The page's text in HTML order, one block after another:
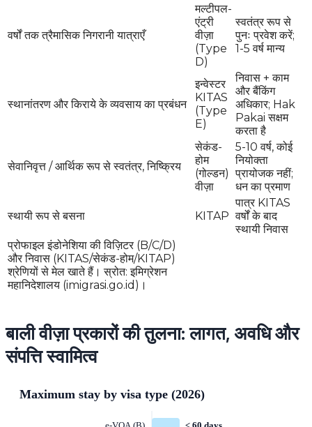
वर्षों तक त्रैमासिक निगरानी यात्राएँ
मल्टीपल-
एंट्री
वीज़ा
(Type
D)
स्वतंत्र रूप से
पुनः प्रवेश करें;
1-5 वर्ष मान्य
स्थानांतरण और किराये के व्यवसाय का प्रबंधन
इन्वेस्टर
KITAS
(Type
E)
निवास + काम
और बैंकिंग
अधिकार; Hak
Pakai सक्षम
करता है
सेवानिवृत्त / आर्थिक रूप से स्वतंत्र, निष्क्रिय
सेकंड-
होम
(गोल्डन)
वीज़ा
5-10 वर्ष, कोई
नियोक्ता
प्रायोजक नहीं;
धन का प्रमाण
स्थायी रूप से बसना KITAP
पात्र KITAS
वर्षों के बाद
स्थायी निवास
प्रोफाइल इंडोनेशिया की विज़िटर (B/C/D)
और निवास (KITAS/सेकंड-होम/KITAP)
श्रेणियों से मेल खाते हैं। स्रोत: इमिग्रेशन
महानिदेशालय (imigrasi.go.id)।
बाली वीज़ा प्रकारों की तुलना: लागत, अवधि और
संपत्ति स्वामित्व